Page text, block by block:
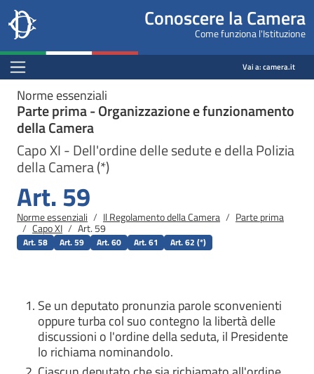
Salta al contenuto principale
Salta al menu di navigazione
Site
header
block
Camera dei deputati
Conoscere la Camera
Come funziona l'Istituzione
Menu Bar block Vai a:camera.it
Norme essenziali
Parte prima - Organizzazione e funzionamento
della Camera
Capo XI - Dell'ordine delle sedute e della Polizia
della Camera (*)
Art. 59
Briciole di pane
Norme essenziali Il Regolamento della Camera Parte prima
Capo XI Art. 59
Art. 58 Art. 59 Art. 60 Art. 61 Art. 62 (*)
Se un deputato pronunzia parole sconvenienti
oppure turba col suo contegno la libertà delle
discussioni o l'ordine della seduta, il Presidente
lo richiama nominandolo.
Fine pagina
Salta al contenuto principale
Salta al menu di navigazione
Vai a inizio pagina